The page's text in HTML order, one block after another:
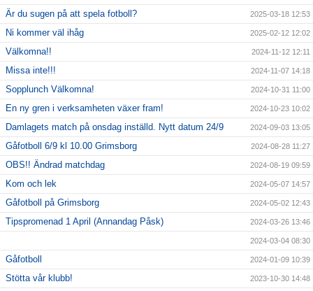
Är du sugen på att spela fotboll? 2025-03-18 12:53
Ni kommer väl ihåg 2025-02-12 12:02
Välkomna!! 2024-11-12 12:11
Missa inte!!! 2024-11-07 14:18
Sopplunch Välkomna! 2024-10-31 11:00
En ny gren i verksamheten växer fram! 2024-10-23 10:02
Damlagets match på onsdag inställd. Nytt datum 24/9 2024-09-03 13:05
Gåfotboll 6/9 kl 10.00 Grimsborg 2024-08-28 11:27
OBS!! Ändrad matchdag 2024-08-19 09:59
Kom och lek 2024-05-07 14:57
Gåfotboll på Grimsborg 2024-05-02 12:43
Tipspromenad 1 April (Annandag Påsk) 2024-03-26 13:46
2024-03-04 08:30
Gåfotboll 2024-01-09 10:39
Stötta vår klubb! 2023-10-30 14:48